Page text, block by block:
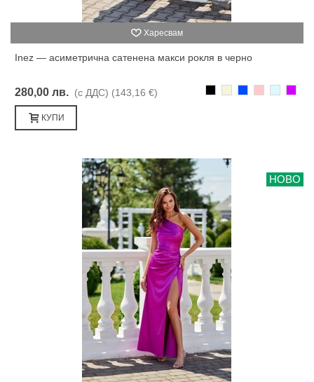
Харесвам
Inez — асиметрична сатенена макси рокля в черно
280,00 лв. (с ДДС) (143,16 €)
КУПИ
НОВО